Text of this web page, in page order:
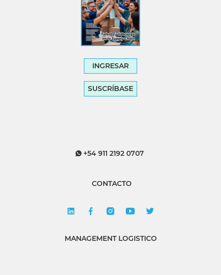
INGRESAR
SUSCRÍBASE
+54 911 2192 0707
CONTACTO
MANAGEMENT LOGISTICO